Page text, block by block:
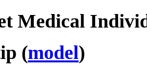
Medical
(model)